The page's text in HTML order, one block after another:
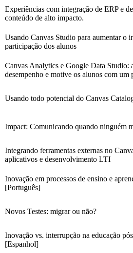
Experiências com integração de ERP e
conteúdo de alto impacto.
Usando Canvas Studio para aumentar o
participação dos alunos
Canvas Analytics e Google Data Studio:
desempenho e motive os alunos com um
Usando todo potencial do Canvas
Impact: Comunicando quando ninguém
Integrando ferramentas externas no
aplicativos e desenvolvimento LTI
Inovação em processos de ensino e
[Português]
Novos Testes: migrar ou não?
Inovação vs. interrupção na educação
[Espanhol]